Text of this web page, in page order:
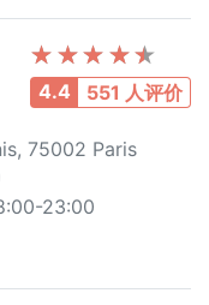
4.4 551 人评价
75002 Paris
23:00